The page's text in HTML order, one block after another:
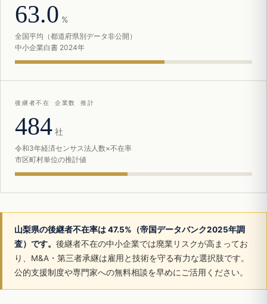
63.0 %
全国平均（都道府県別データ非公開）
中小企業白書 2024年
後継者不在 企業数 推計
484 社
令和3年経済センサス法人数×不在率
市区町村単位の推計値
山梨県の後継者不在率は 47.5%（帝国データバンク2025年調
査）です。 後継者不在の中小企業では廃業リスクが高まってお
り、M&A・第三者承継は雇用と技術を守る有力な選択肢です。
公的支援制度や専門家への無料相談を早めにご活用ください。